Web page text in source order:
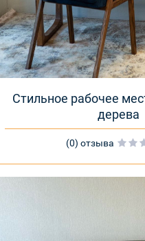
Стильное рабочее
дерева
(0) отзыва